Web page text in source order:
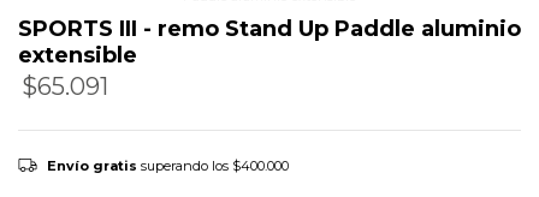
SPORTS III - remo Stand Up Paddle aluminio
extensible
$65.091
Envío gratis superando los $400.000